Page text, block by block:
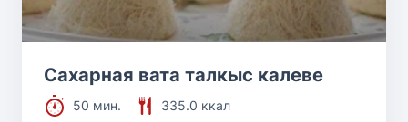
Сахарная вата талкыс калеве
50 мин.
335.0 ккал